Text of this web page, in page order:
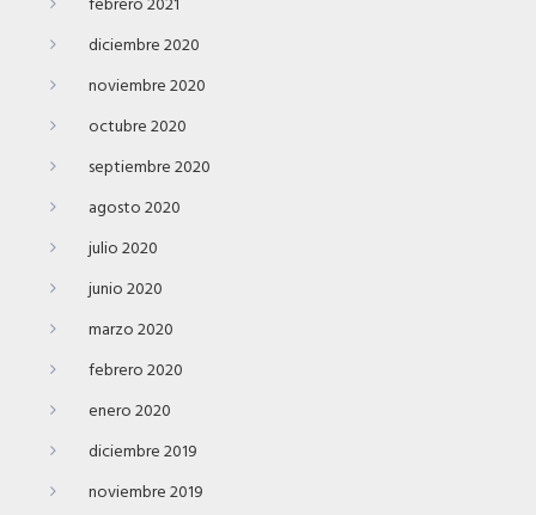
diciembre 2020
noviembre 2020
octubre 2020
septiembre 2020
agosto 2020
julio 2020
junio 2020
marzo 2020
febrero 2020
enero 2020
diciembre 2019
noviembre 2019